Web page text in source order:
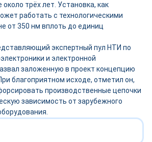
около трёх лет. Установка, как
работать с технологическими
от 350 нм вплоть до единиц
экспертный пул НТИ по
и электронной
заложенную в проект концепцию
благоприятном исходе, отметил он,
производственные цепочки
зависимость от зарубежного